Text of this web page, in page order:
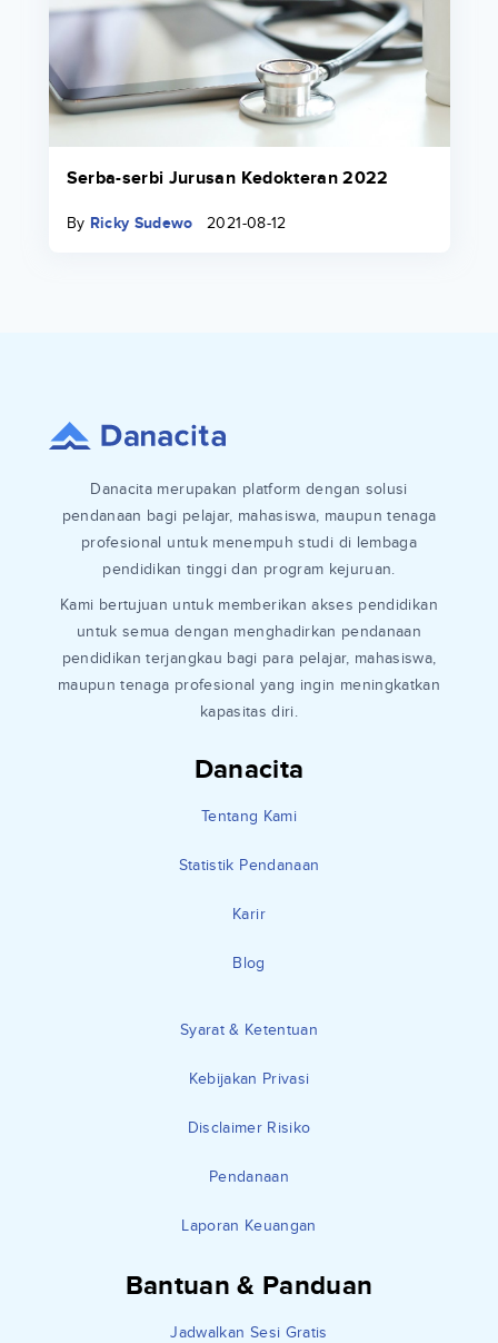
Serba-serbi Jurusan Kedokteran 2022
By Ricky Sudewo 2021-08-12
Danacita
Tentang Kami
Statistik Pendanaan
Karir
Blog
Syarat & Ketentuan
Kebijakan Privasi
Disclaimer Risiko
Pendanaan
Laporan Keuangan
Bantuan & Panduan
Jadwalkan Sesi Gratis
Danacita merupakan platform dengan solusi
pendanaan bagi pelajar, mahasiswa, maupun tenaga
profesional untuk menempuh studi di lembaga
pendidikan tinggi dan program kejuruan.
Kami bertujuan untuk memberikan akses pendidikan
untuk semua dengan menghadirkan pendanaan
pendidikan terjangkau bagi para pelajar, mahasiswa,
maupun tenaga profesional yang ingin meningkatkan
kapasitas diri.